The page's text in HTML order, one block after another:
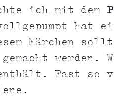
ich mit dem
hat
Märchen
gemacht
Fast so